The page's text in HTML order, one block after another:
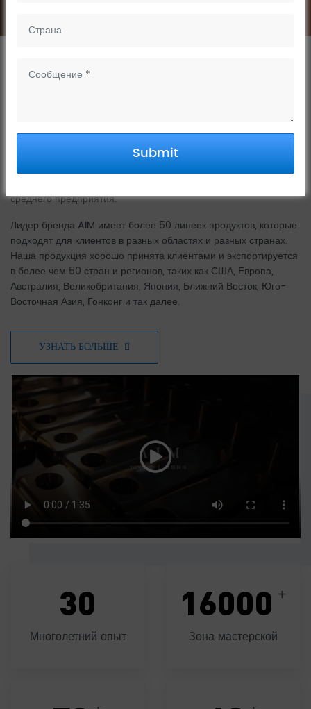
Submit
01
О НАС
Wenzhou Dinggu Technology занимается исследованиями и
разработками и производством высококачественных
среднего предприятия.
Лидер бренда AIM имеет более 50 линеек продуктов, которые
подходят для клиентов в разных областях и разных странах.
Наша продукция хорошо принята клиентами и экспортируется
в более чем 50 стран и регионов, таких как США, Европа,
Австралия, Великобритания, Япония, Ближний Восток, Юго-
Восточная Азия, Гонконг и так далее.
УЗНАТЬ БОЛЬШЕ
30
Многолетний опыт
16000 +
Зона мастерской